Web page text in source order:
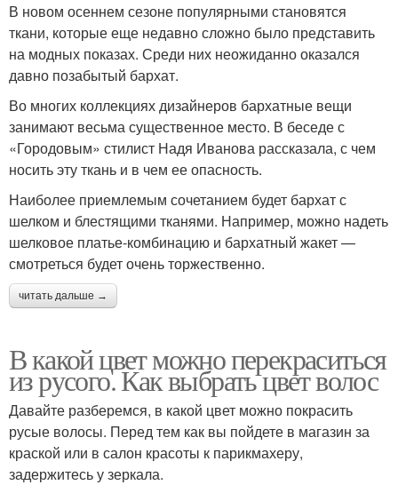
В новом осеннем сезоне популярными становятся
ткани, которые еще недавно сложно было представить
на модных показах. Среди них неожиданно оказался
давно позабытый бархат.
Во многих коллекциях дизайнеров бархатные вещи
занимают весьма существенное место. В беседе с
«Городовым» стилист Надя Иванова рассказала, с чем
носить эту ткань и в чем ее опасность.
Наиболее приемлемым сочетанием будет бархат с
шелком и блестящими тканями. Например, можно надеть
шелковое платье-комбинацию и бархатный жакет —
смотреться будет очень торжественно.
читать дальше →
В какой цвет можно перекраситься
из русого. Как выбрать цвет волос
Давайте разберемся, в какой цвет можно покрасить
русые волосы. Перед тем как вы пойдете в магазин за
краской или в салон красоты к парикмахеру,
задержитесь у зеркала.